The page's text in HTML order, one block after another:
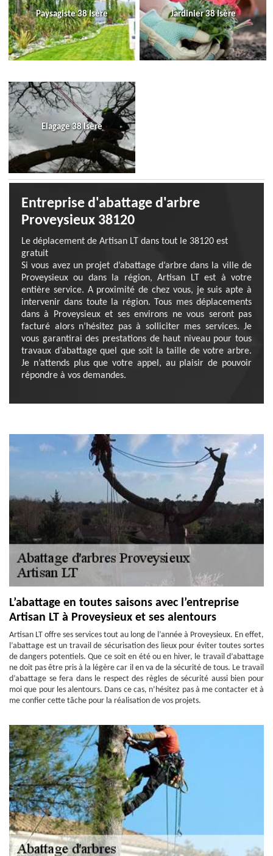
Paysagiste 38 Isère Jardinier 38 Isère
Elagage 38 Isère
Entreprise d'abattage d'arbre
Proveysieux 38120
Le déplacement de Artisan LT dans tout le 38120 est
gratuit
Si vous avez un projet d’abattage d’arbre dans la ville de
Proveysieux ou dans la région, Artisan LT est à votre
entière service. A proximité de chez vous, je suis apte à
intervenir dans toute la région. Tous mes déplacements
dans à Proveysieux et ses environs ne vous seront pas
facturé alors n’hésitez pas à solliciter mes services. Je
vous garantirai des prestations de haut niveau pour tous
travaux d’abattage quel que soit la taille de votre arbre.
Je n’attends plus que votre appel, au plaisir de pouvoir
répondre à vos demandes.
L’abattage en toutes saisons avec l’entreprise
Artisan LT à Proveysieux et ses alentours
Artisan LT offre ses services tout au long de l’année à Proveysieux. En effet,
l’abattage est un travail de sécurisation des lieux pour éviter toutes sortes
de dangers potentiels. Que ce soit en été ou en hiver, le travail d’abattage
ne doit pas être pris à la légère car il en va de la sécurité de tous. Le travail
d’abattage se fera dans le respect des règles de sécurité aussi bien pour
moi que pour les alentours. Dans ce cas, n’hésitez pas à me contacter et à
me confier cette tâche pour la réalisation de vos projets.